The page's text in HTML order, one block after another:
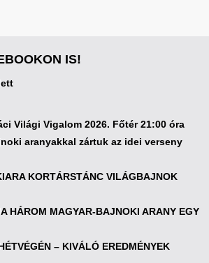
IS!
Világi Vigalom 2026. Főtér 21:00 óra
aranyakkal zártuk az idei verseny
KORTÁRSTÁNC VILÁGBAJNOK
HÁROM MAGYAR-BAJNOKI ARANY EGY
– KIVÁLÓ EREDMÉNYEK